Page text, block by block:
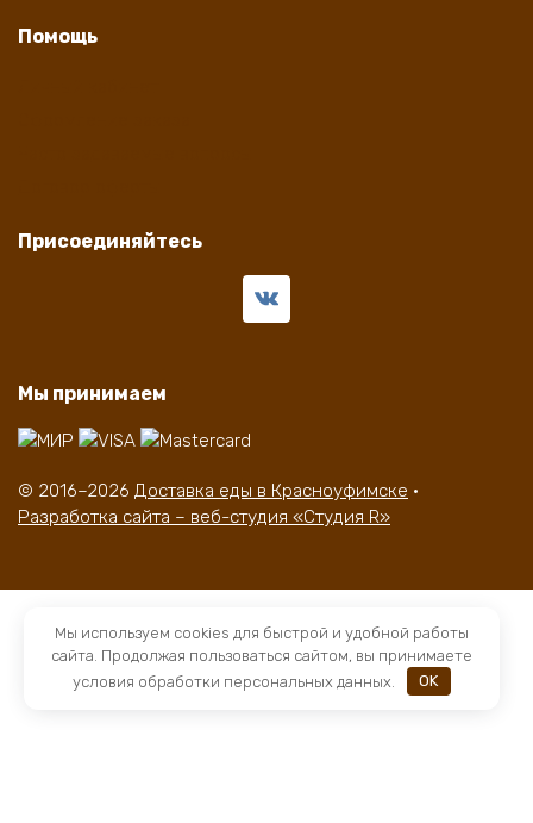
Помощь
Присоединяйтесь
Мы принимаем
© 2016–2026 Доставка еды в Красноуфимске ·
Разработка сайта – веб-студия «Студия R»
Мы используем cookies для быстрой и удобной работы
сайта. Продолжая пользоваться сайтом, вы принимаете
условия обработки персональных данных.
OK